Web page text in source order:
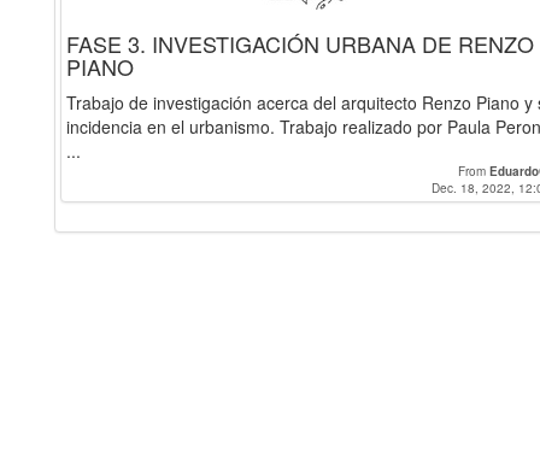
FASE 3. INVESTIGACIÓN URBANA DE RENZO
PIANO
Trabajo de investigación acerca del arquitecto Renzo Piano y
incidencia en el urbanismo. Trabajo realizado por Paula
...
From
Dec. 18, 2022,